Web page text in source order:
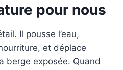
pour nous
Il pousse l’eau,
et déplace
berge exposée. Quand